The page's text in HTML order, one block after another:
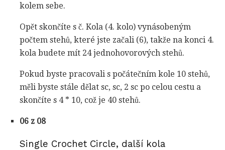
kolem sebe.
Opět skončíte s č. Kola (4. kolo) vynásobeným
počtem stehů, které jste začali (6), takže na konci 4.
kola budete mít 24 jednohovorových stehů.
Pokud byste pracovali s počátečním kole 10 stehů,
měli byste stále dělat sc, sc, 2 sc po celou cestu a
skončíte s 4 * 10, což je 40 stehů.
06 z 08
Single Crochet Circle, další kola